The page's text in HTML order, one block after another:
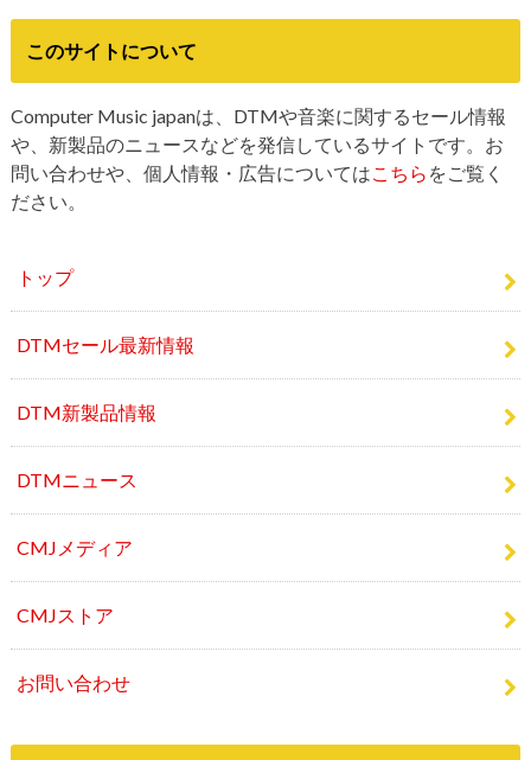
このサイトについて
Computer Music japanは、DTMや音楽に関するセール情報
や、新製品のニュースなどを発信しているサイトです。お
ださい。
トップ
DTMセール最新情報
DTM新製品情報
DTMニュース
CMJメディア
CMJストア
お問い合わせ